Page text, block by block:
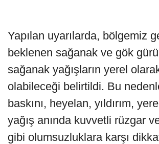
Yapılan uyarılarda, bölgemiz
beklenen sağanak ve gök
sağanak yağışların yerel
olabileceği belirtildi. Bu
baskını, heyelan, yıldırım,
yağış anında kuvvetli rüzgar
gibi olumsuzluklara karşı